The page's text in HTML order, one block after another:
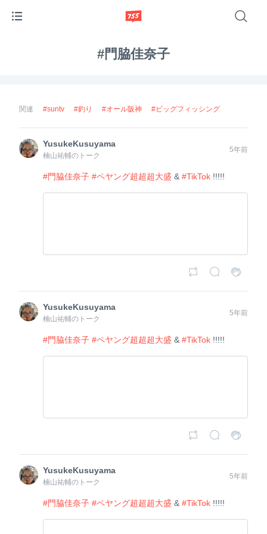
#門脇佳奈子
関連 #suntv #釣り #オール阪神 #ビッグフィッシング
YusukeKusuyama
楠山祐輔のトーク
5年前
#門脇佳奈子 #ペヤング超超超大盛 & #TikTok !!!!!
YusukeKusuyama
楠山祐輔のトーク
5年前
#門脇佳奈子 #ペヤング超超超大盛 & #TikTok !!!!!
YusukeKusuyama
楠山祐輔のトーク
5年前
#門脇佳奈子 #ペヤング超超超大盛 & #TikTok !!!!!